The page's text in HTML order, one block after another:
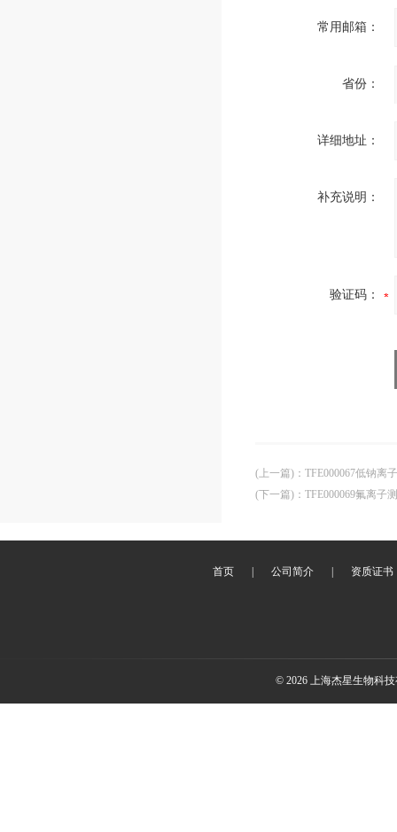
常用邮箱：
省份：
详细地址：
补充说明：
验证码：
(上一篇) ： TFE000067低钠离
(下一篇) ： TFE000069氟离子
首页 公司简介 资质证书
© 2026 上海杰星生物科